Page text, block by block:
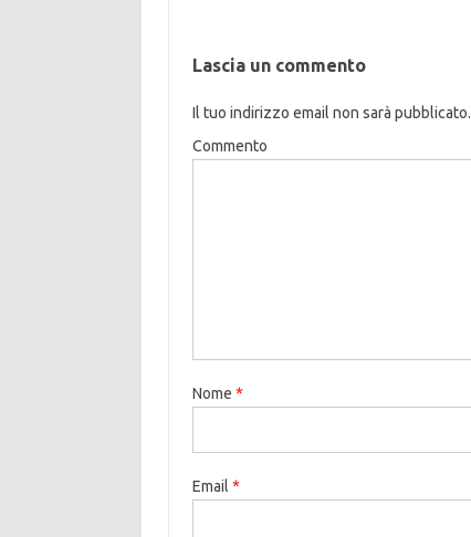
Lascia un commento
Il tuo indirizzo email non sarà pubblicato.
Commento
Nome *
Email *